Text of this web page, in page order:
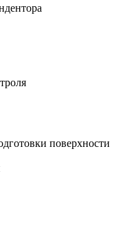
поверхности